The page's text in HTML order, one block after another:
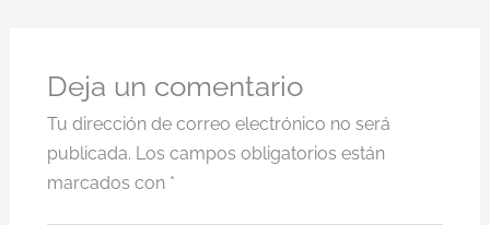
Deja un comentario
Tu dirección de correo electrónico no será
publicada. Los campos obligatorios están
marcados con *